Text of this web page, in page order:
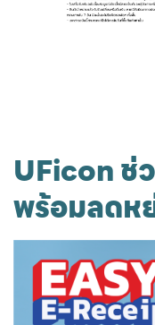
UFicon ช่
พร้อมลดห